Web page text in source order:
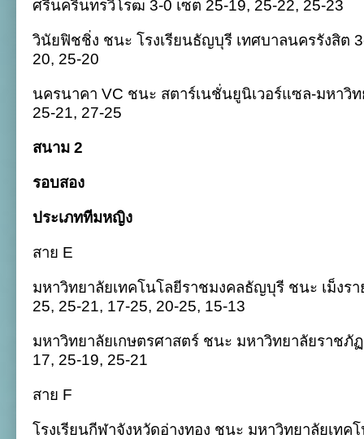
ศรีนครินทรวิโรฒ 3-0 เซต 25-19, 25-22, 25-23
วินัยฟิชชิ่ง ชนะ โรงเรียนธัญบุรี เทศบาลนครรังสิต
20, 25-20
นครนาคา VC ชนะ สตาร์เนชั่นยูนิเวอร์แซล-มหาวิท
25-21, 27-25
สนาม 2
รอบสอง
ประเภททีมหญิง
สาย E
มหาวิทยาลัยเทคโนโลยีราชมงคลธัญบุรี ชนะ เม็งร
25, 25-21, 17-25, 20-25, 15-13
มหาวิทยาลัยเกษตรศาสตร์ ชนะ มหาวิทยาลัยราชภั
17, 25-19, 25-21
สาย F
โรงเรียนกีฬาจังหวัดอ่างทอง ชนะ มหาวิทยาลัยเทค